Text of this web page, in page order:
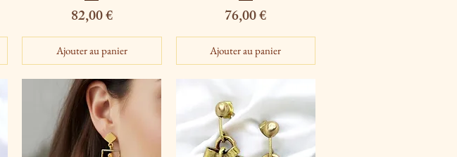
Prix
82,00 €
Ajouter au panier
Prix
76,00 €
Ajouter au panier